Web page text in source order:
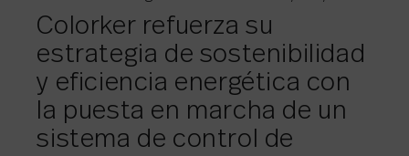
Colorker refuerza su
estrategia de sostenibilidad
y eficiencia energética con
la puesta en marcha de un
sistema de control de